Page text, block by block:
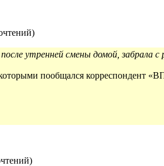
)
утренней смены домой,
пообщался корреспондент
)